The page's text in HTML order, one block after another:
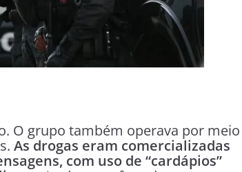
O grupo também operava por meio
As drogas eram comercializadas
com uso de “cardápios”